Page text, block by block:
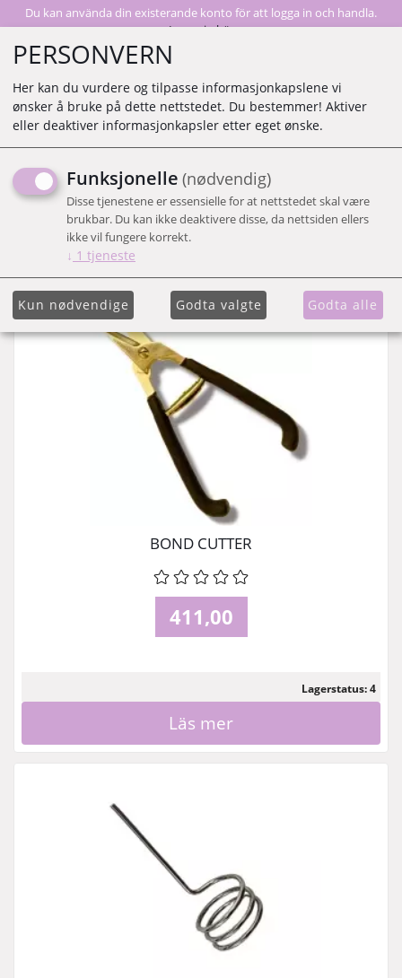
Du kan använda din existerande konto för att logga in och handla.
Logga in här
Visar 12 produkter
Vis liste
BOND CUTTER
411,00
Lagerstatus: 4
Läs mer
PERSONVERN
Her kan du vurdere og tilpasse informasjonkapslene vi
ønsker å bruke på dette nettstedet. Du bestemmer! Aktiver
eller deaktiver informasjonkapsler etter eget ønske.
Funksjonelle (nødvendig)
Disse tjenestene er essensielle for at nettstedet skal være
brukbar. Du kan ikke deaktivere disse, da nettsiden ellers
ikke vil fungere korrekt.
↓ 1 tjeneste
Kun nødvendige Godta valgte Godta alle